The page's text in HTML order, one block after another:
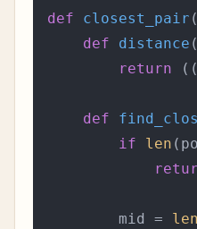
def closest_pair (
def
distance (
return
def
if
len
        mid =
len